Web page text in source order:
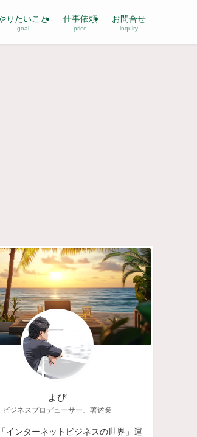
りたいこと
goal
仕事依頼
price
お問合せ
inquiry
よぴ
ビジネスプロデューサー、著述業
インターネットビジネスの世界」運